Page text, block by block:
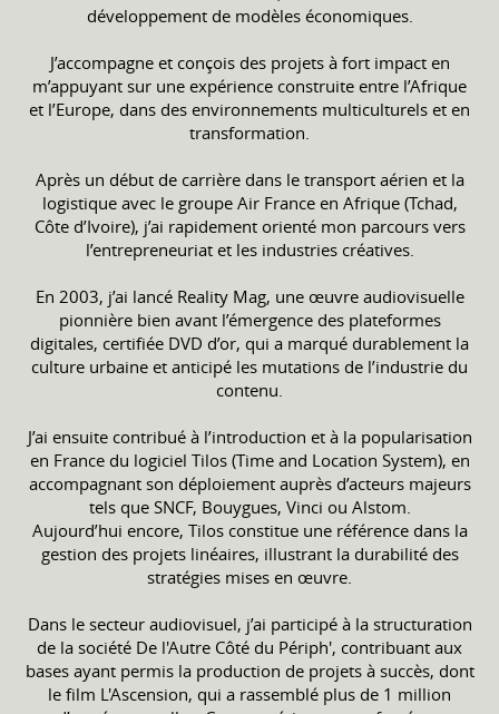
développement de modèles économiques.
J’accompagne et conçois des projets à fort impact en
m’appuyant sur une expérience construite entre l’Afrique
et l’Europe, dans des environnements multiculturels et en
transformation.
Après un début de carrière dans le transport aérien et la
logistique avec le groupe Air France en Afrique (Tchad,
Côte d’Ivoire), j’ai rapidement orienté mon parcours vers
l’entrepreneuriat et les industries créatives.
En 2003, j’ai lancé Reality Mag, une œuvre audiovisuelle
pionnière bien avant l’émergence des plateformes
digitales, certifiée DVD d’or, qui a marqué durablement la
culture urbaine et anticipé les mutations de l’industrie du
contenu.
J’ai ensuite contribué à l’introduction et à la popularisation
en France du logiciel Tilos (Time and Location System), en
accompagnant son déploiement auprès d’acteurs majeurs
tels que SNCF, Bouygues, Vinci ou Alstom.
Aujourd’hui encore, Tilos constitue une référence dans la
gestion des projets linéaires, illustrant la durabilité des
stratégies mises en œuvre.
Dans le secteur audiovisuel, j’ai participé à la structuration
de la société De l'Autre Côté du Périph', contribuant aux
bases ayant permis la production de projets à succès, dont
le film L'Ascension, qui a rassemblé plus de 1 million